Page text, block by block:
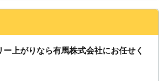
た状態でエアコンを使いすぎてしまっ
上がりなら有馬株式会社にお任せく